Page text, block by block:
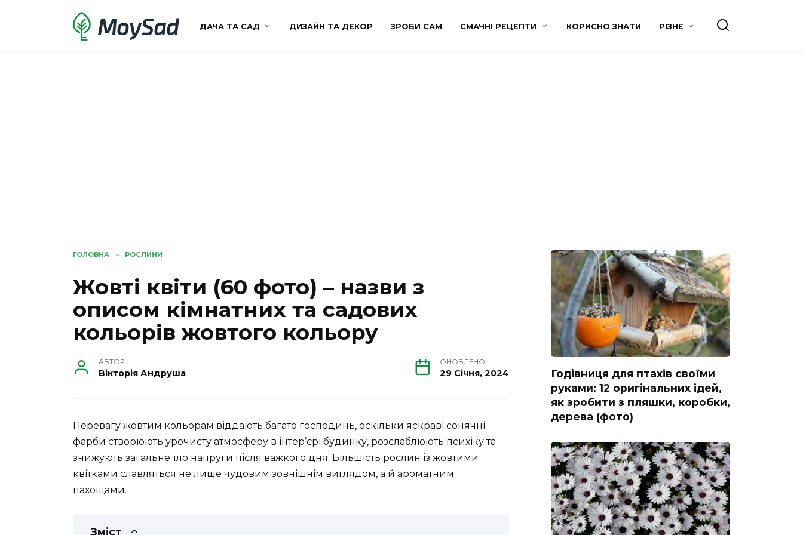
MoySad ДАЧА ТА САД ДИЗАЙН ТА ДЕКОР ЗРОБИ САМ СМАЧНІ РЕЦЕПТИ КОРИСНО ЗНАТИ РІЗНЕ
ГОЛОВНА » РОСЛИНИ
Жовті квіти (60 фото) – назви з
описом кімнатних та садових
кольорів жовтого кольору
АВТОР
Вікторія Андруша
ОНОВЛЕНО
29 Січня, 2024
Перевагу жовтим кольорам віддають багато господинь, оскільки яскраві сонячні
фарби створюють урочисту атмосферу в інтер’єрі будинку, розслаблюють психіку та
знижують загальне тло напруги після важкого дня. Більшість рослин із жовтими
квітками славляться не лише чудовим зовнішнім виглядом, а й ароматним
пахощами.
Зміст
Годівниця для птахів своїми
руками: 12 оригінальних ідей,
як зробити з пляшки, коробки,
дерева (фото)